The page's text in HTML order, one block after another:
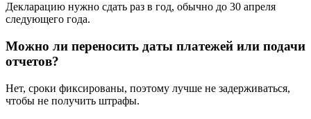
Декларацию нужно сдать раз в год, обычно до 30 апреля
следующего года.
Можно ли переносить даты платежей или подачи
отчетов?
Нет, сроки фиксированы, поэтому лучше не задерживаться,
чтобы не получить штрафы.